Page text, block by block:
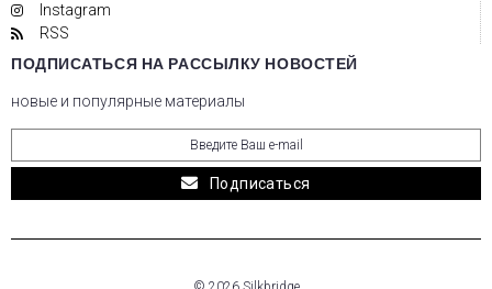
Instagram
RSS
ПОДПИСАТЬСЯ НА РАССЫЛКУ НОВОСТЕЙ
новые и популярные материалы
Подписаться